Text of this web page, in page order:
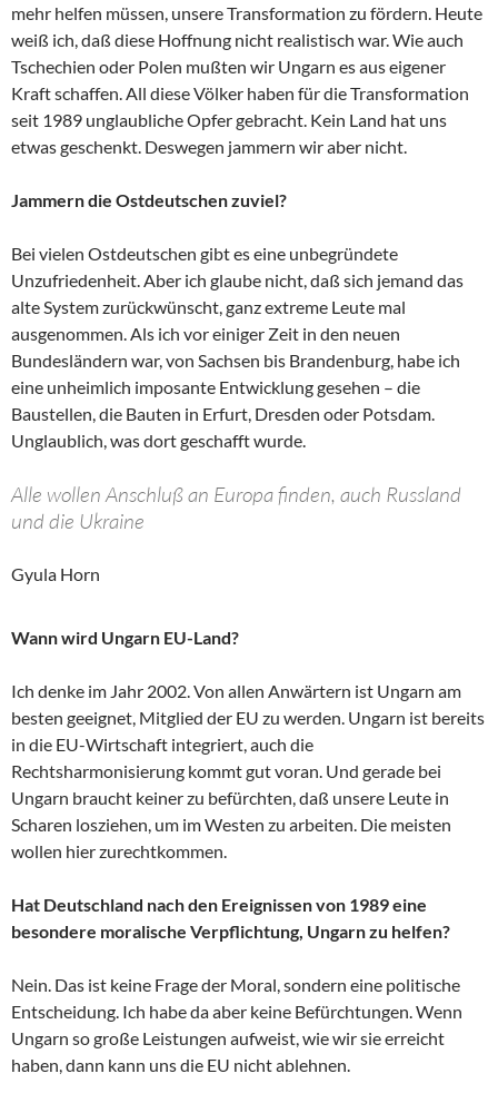
mehr helfen müssen, unsere Transformation zu fördern. Heute
weiß ich, daß diese Hoffnung nicht realistisch war. Wie auch
Tschechien oder Polen mußten wir Ungarn es aus eigener
Kraft schaffen. All diese Völker haben für die Transformation
seit 1989 unglaubliche Opfer gebracht. Kein Land hat uns
etwas geschenkt. Deswegen jammern wir aber nicht.
Jammern die Ostdeutschen zuviel?
Bei vielen Ostdeutschen gibt es eine unbegründete
Unzufriedenheit. Aber ich glaube nicht, daß sich jemand das
alte System zurückwünscht, ganz extreme Leute mal
ausgenommen. Als ich vor einiger Zeit in den neuen
Bundesländern war, von Sachsen bis Brandenburg, habe ich
eine unheimlich imposante Entwicklung gesehen – die
Baustellen, die Bauten in Erfurt, Dresden oder Potsdam.
Unglaublich, was dort geschafft wurde.
Alle wollen Anschluß an Europa finden, auch Russland
und die Ukraine
Gyula Horn
Wann wird Ungarn EU-Land?
Ich denke im Jahr 2002. Von allen Anwärtern ist Ungarn am
besten geeignet, Mitglied der EU zu werden. Ungarn ist bereits
in die EU-Wirtschaft integriert, auch die
Rechtsharmonisierung kommt gut voran. Und gerade bei
Ungarn braucht keiner zu befürchten, daß unsere Leute in
Scharen losziehen, um im Westen zu arbeiten. Die meisten
wollen hier zurechtkommen.
Hat Deutschland nach den Ereignissen von 1989 eine
besondere moralische Verpflichtung, Ungarn zu helfen?
Nein. Das ist keine Frage der Moral, sondern eine politische
Entscheidung. Ich habe da aber keine Befürchtungen. Wenn
Ungarn so große Leistungen aufweist, wie wir sie erreicht
haben, dann kann uns die EU nicht ablehnen.